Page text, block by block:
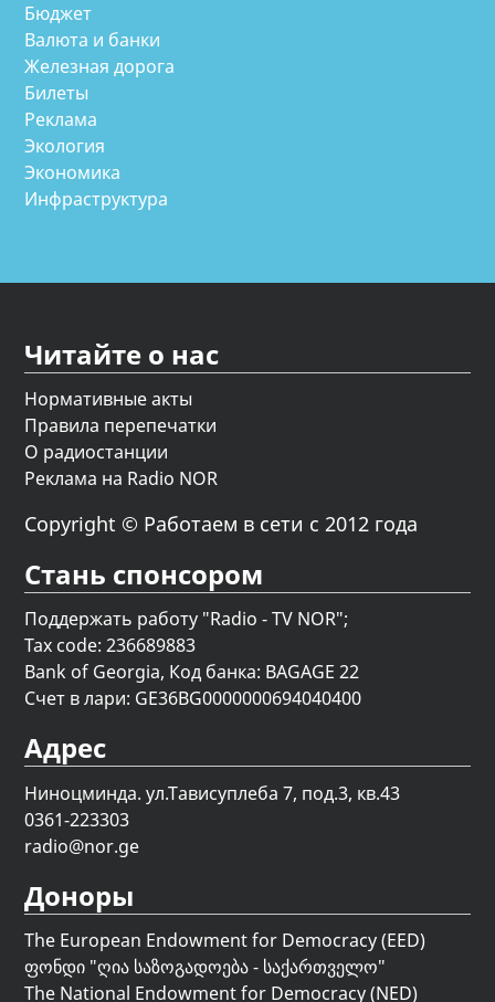
Бюджет
Валюта и банки
Железная дорога
Билеты
Реклама
Экология
Экономика
Инфраструктура
Читайте о нас
Нормативные акты
Правила перепечатки
О радиостанции
Реклама на Radio NOR
Copyright © Работаем в сети с 2012 года
Стань спонсором
Поддержать работу "Radio - TV NOR";
Tax code: 236689883
Bank of Georgia, Код банка: BAGAGE 22
Счет в лари: GE36BG0000000694040400
Адрес
Ниноцминда. ул.Тависуплеба 7, под.3, кв.43
0361-223303
radio@nor.ge
Доноры
The European Endowment for Democracy (EED)
ფონდი "ღია საზოგადოება - საქართველო"
The National Endowment for Democracy (NED)